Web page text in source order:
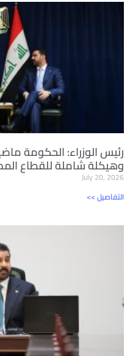
رئيس الوزراء: الحكومة
وهيكلة شاملة للقطاع
July 20, 2026
<< التفاصيل